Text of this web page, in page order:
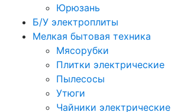
Юрюзань
Б/У электроплиты
Мелкая бытовая техника
Мясорубки
Плитки электрические
Пылесосы
Утюги
Чайники электрические